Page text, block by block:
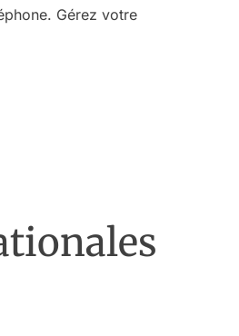
Gérez votre